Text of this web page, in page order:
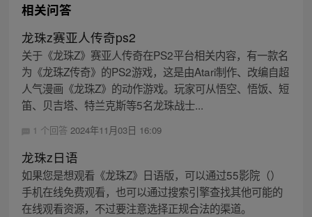
相关问答
龙珠z赛亚人传奇ps2
关于《龙珠Z》赛亚人传奇在PS2平台相关内容，有一款名
为《龙珠Z传奇》的PS2游戏，这是由Atari制作、改编自超
人气漫画《龙珠Z》的动作游戏。玩家可从悟空、悟饭、短
笛、贝吉塔、特兰克斯等5名龙珠战士...
1 个回答 2024年11月03日 16:09
龙珠z日语
如果您是想观看《龙珠Z》日语版，可以通过55影院（）
手机在线免费观看，也可以通过搜索引擎查找其他可能的
在线观看资源，不过要注意选择正规合法的渠道。